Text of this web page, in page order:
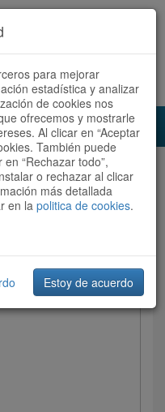
Español Català
Més recents/ Dificultat /
para mejorar
estadística y analizar
de cookies nos
ofrecemos y mostrarle
Al clicar en “Aceptar
También puede
“Rechazar todo”,
o rechazar al clicar
más detallada
en la politica de cookies.
Estoy de acuerdo